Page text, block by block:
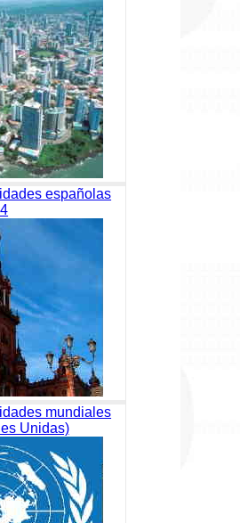
españolas
mundiales
Unidas)